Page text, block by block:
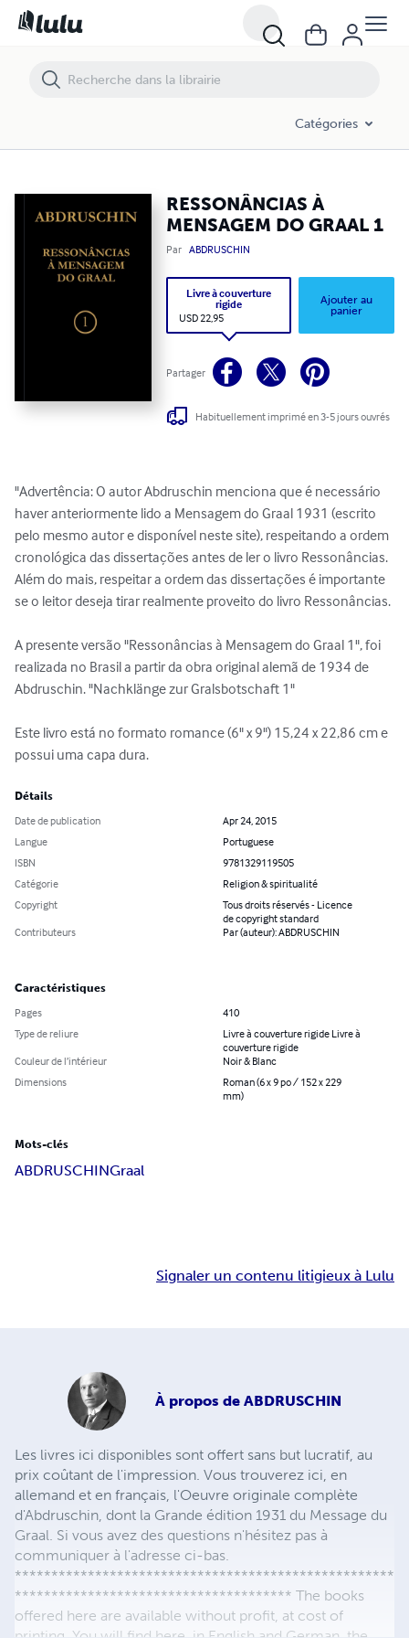
Catégories
RESSONÂNCIAS À
MENSAGEM DO GRAAL 1
Par ABDRUSCHIN
Livre à couverture
rigide
USD 22,95
Ajouter au
panier
Partager
Habituellement imprimé en 3-5 jours ouvrés
"Advertência: O autor Abdruschin menciona que é necessário
haver anteriormente lido a Mensagem do Graal 1931 (escrito
pelo mesmo autor e disponível neste site), respeitando a ordem
cronológica das dissertações antes de ler o livro Ressonâncias.
Além do mais, respeitar a ordem das dissertações é importante
se o leitor deseja tirar realmente proveito do livro Ressonâncias.
A presente versão "Ressonâncias à Mensagem do Graal 1", foi
realizada no Brasil a partir da obra original alemã de 1934 de
Abdruschin. "Nachklänge zur Gralsbotschaft 1"
Este livro está no formato romance (6" x 9") 15,24 x 22,86 cm e
possui uma capa dura.
Détails
Date de publication
Apr 24, 2015
Langue
Portuguese
ISBN
9781329119505
Catégorie
Religion & spiritualité
Copyright
Tous droits réservés - Licence
de copyright standard
Contributeurs
Par (auteur): ABDRUSCHIN
Caractéristiques
Pages
410
Type de reliure
Livre à couverture rigide Livre à
couverture rigide
Couleur de l’intérieur
Noir & Blanc
Dimensions
Roman (6 x 9 po / 152 x 229
mm)
Mots-clés
ABDRUSCHINGraal
Signaler un contenu litigieux à Lulu
À propos de ABDRUSCHIN
Les livres ici disponibles sont offert sans but lucratif, au
prix coûtant de l'impression. Vous trouverez ici, en
allemand et en français, l'Oeuvre originale complète
d'Abdruschin, dont la Grande édition 1931 du Message du
Graal. Si vous avez des questions n'hésitez pas à
communiquer à l'adresse ci-bas.
****************************************************
************************************** The books
offered here are available without profit, at cost of
RESSONÂNCIAS À MENSAGEM DO GRAAL 1